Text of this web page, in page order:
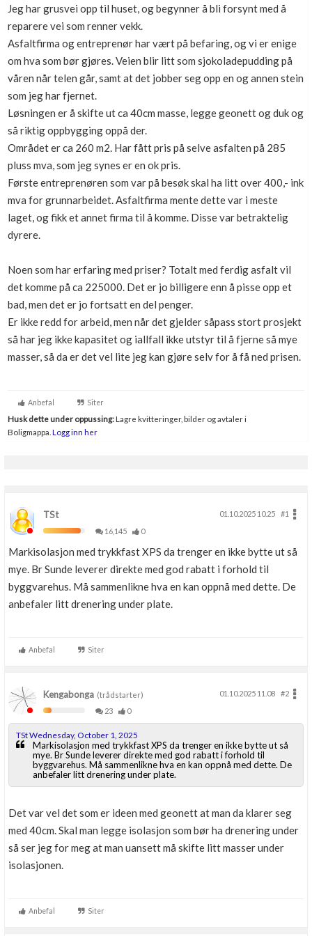
Boligmappa+
Få mer ut av Boligmappa
Jeg har grusvei opp til huset, og begynner å bli forsynt med å
reparere vei som renner vekk.
Asfaltfirma og entreprenør har vært på befaring, og vi er enige
om hva som bør gjøres. Veien blir litt som sjokoladepudding på
våren når telen går, samt at det jobber seg opp en og annen stein
som jeg har fjernet.
Løsningen er å skifte ut ca 40cm masse, legge geonett og duk og
så riktig oppbygging oppå der.
Området er ca 260 m2. Har fått pris på selve asfalten på 285
pluss mva, som jeg synes er en ok pris.
Første entreprenøren som var på besøk skal ha litt over 400,- ink
mva for grunnarbeidet. Asfaltfirma mente dette var i meste
laget, og fikk et annet firma til å komme. Disse var betraktelig
dyrere.
Noen som har erfaring med priser? Totalt med ferdig asfalt vil
det komme på ca 225000. Det er jo billigere enn å pisse opp et
bad, men det er jo fortsatt en del penger.
Er ikke redd for arbeid, men når det gjelder såpass stort prosjekt
så har jeg ikke kapasitet og iallfall ikke utstyr til å fjerne så mye
masser, så da er det vel lite jeg kan gjøre selv for å få ned prisen.
Anbefal Siter
Husk dette under oppussing:Lagre kvitteringer, bilder og avtaler i
Boligmappa. Logg inn her
TSt 01.10.2025 10.25
#1
16,145
0
Markisolasjon med trykkfast XPS da trenger en ikke bytte ut så
mye. Br Sunde leverer direkte med god rabatt i forhold til
byggvarehus. Må sammenlikne hva en kan oppnå med dette. De
anbefaler litt drenering under plate.
Anbefal Siter
Kengabonga (trådstarter) 01.10.2025 11.08
#2
23
0
TSt Wednesday, October 1, 2025
Markisolasjon med trykkfast XPS da trenger en ikke bytte ut så
mye. Br Sunde leverer direkte med god rabatt i forhold til
byggvarehus. Må sammenlikne hva en kan oppnå med dette. De
anbefaler litt drenering under plate.
Det var vel det som er ideen med geonett at man da klarer seg
med 40cm. Skal man legge isolasjon som bør ha drenering under
så ser jeg for meg at man uansett må skifte litt masser under
isolasjonen.
Anbefal Siter